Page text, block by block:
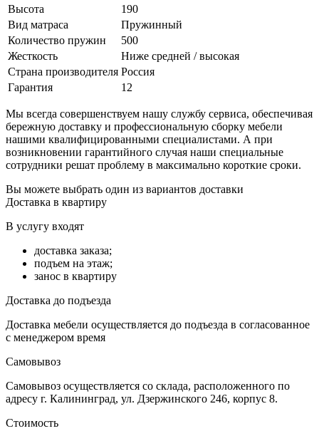
Высота
190
Вид матраса
Пружинный
Количество пружин
500
Жесткость
Ниже средней / высокая
Страна производителя Россия
Гарантия
12
Мы всегда совершенствуем нашу службу сервиса, обеспечивая
бережную доставку и профессиональную сборку мебели
нашими квалифицированными специалистами. А при
возникновении гарантийного случая наши специальные
сотрудники решат проблему в максимально короткие сроки.
Вы можете выбрать один из вариантов доставки
Доставка в квартиру
В услугу входят
доставка заказа;
подъем на этаж;
занос в квартиру
Доставка до подъезда
Доставка мебели осуществляется до подъезда в согласованное
с менеджером время
Самовывоз
Самовывоз осуществляется со склада, расположенного по
адресу г. Калининград, ул. Дзержинского 246, корпус 8.
Стоимость